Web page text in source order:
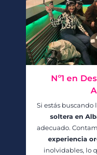
Nº1 en
Si estás buscando
soltera en
adecuado.
experiencia
inolvidables, lo